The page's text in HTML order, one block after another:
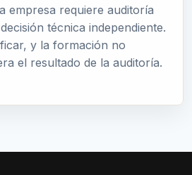
empresa requiere auditoría
técnica independiente.
y la formación no
el resultado de la auditoría.